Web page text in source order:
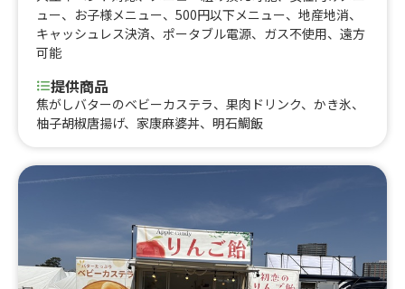
ュー、 お子様メニュー、 500円以下メニュー、 地産地消、
キャッシュレス決済、 ポータブル電源、 ガス不使用、 遠方
可能
提供商品
焦がしバターのベビーカステラ、果肉ドリンク、かき氷、
柚子胡椒唐揚げ、家康麻婆丼、明石鯛飯